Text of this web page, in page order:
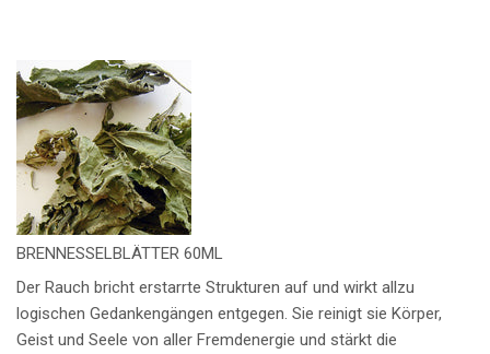
BRENNESSELBLÄTTER 60ML
Der Rauch bricht erstarrte Strukturen auf und wirkt allzu
logischen Gedankengängen entgegen. Sie reinigt sie Körper,
Geist und Seele von aller Fremdenergie und stärkt die